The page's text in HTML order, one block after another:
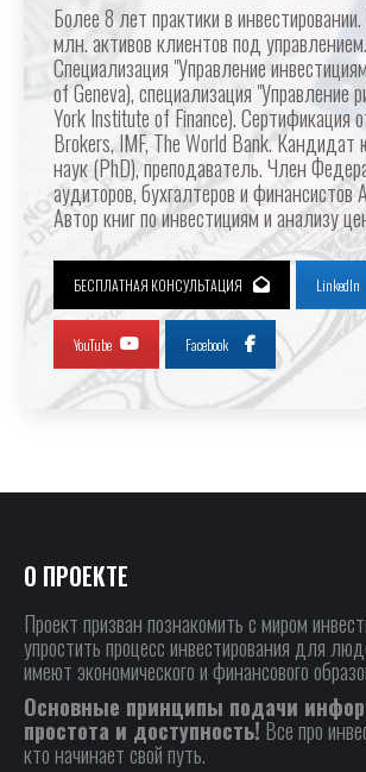
Более 8 лет практики в
млн. активов клиентов под управлением.
Специализация "Управление
of Geneva), специализация "Управление
York Institute of Finance). Сертификация
Brokers, IMF, The World Bank. Кандидат
наук (PhD), преподаватель. Член
аудиторов, бухгалтеров и
Автор книг по инвестициям и анализу
БЕСПЛАТНАЯ КОНСУЛЬТАЦИЯ LinkedIn
YouTube Facebook
О ПРОЕКТЕ
Проект призван познакомить с миром
упростить процесс инвестирования для
имеют экономического и финансового
Основные принципы подачи
простота и доступность! Все про
кто начинает свой путь.